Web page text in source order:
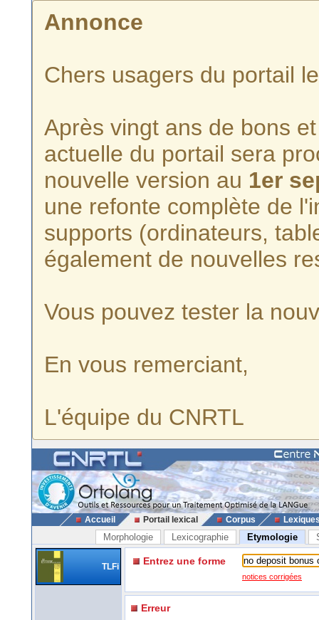
Annonce
Chers usagers du portail
Après vingt ans de bons
actuelle du portail sera
nouvelle version au 1er
une refonte complète de
supports (ordinateurs,
également de nouvelles
Vous pouvez tester la
En vous remerciant,
L'équipe du CNRTL
Accueil Portail lexical Corpus
Morphologie Lexicographie Etymologie
TLFi Entrez une forme
notices corrigées
Erreur